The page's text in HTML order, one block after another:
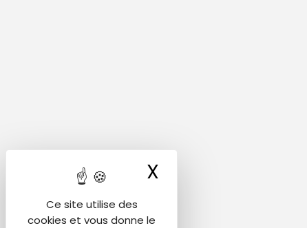
Ce site utilise des
cookies et vous donne le
X